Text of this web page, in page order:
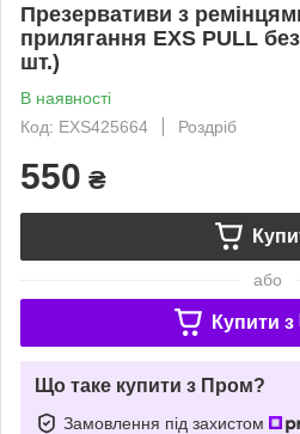
Презервативи з
прилягання EXS PULL
шт.)
В наявності
Код: EXS425664
Роздріб
550 ₴
або
Купити з
Що таке купити з Пром?
Замовлення під захистом